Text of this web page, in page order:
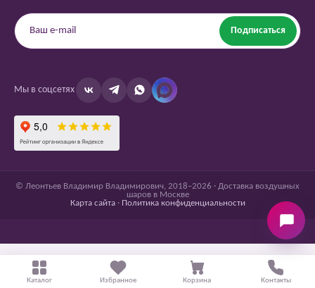
Подписаться
Мы в соцсетях
© Леонтьев Владимир Владимирович, 2018–2026 · Доставка воздушных
шаров в Москве
Карта сайта· Политика конфиденциальности
Каталог Избранное Корзина Контакты